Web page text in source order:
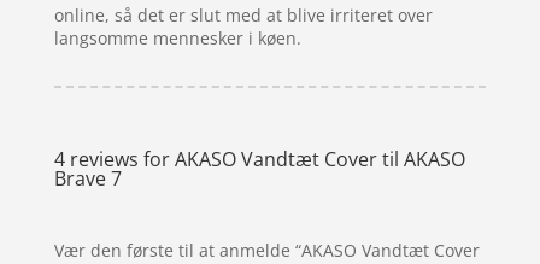
online, så det er slut med at blive irriteret over
langsomme mennesker i køen.
4 reviews forAKASO Vandtæt Cover til AKASO
Brave 7
Vær den første til at anmelde “AKASO Vandtæt Cover